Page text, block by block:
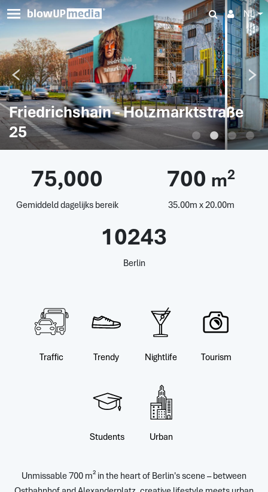
NL
Friedrichshain - Holzmarktstraße
25
75,000
Gemiddeld dagelijks bereik
700 m2
35.00m x 20.00m
10243
Berlin
Traffic Trendy Nightlife Tourism
Students Urban
Unmissable 700 m² in the heart of Berlin's scene – between